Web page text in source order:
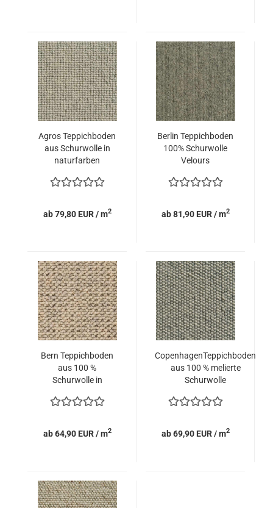
Agros Teppichboden
aus Schurwolle in
naturfarben
ab 79,80 EUR / m2
Berlin Teppichboden
100% Schurwolle
Velours
ab 81,90 EUR / m2
Bern Teppichboden
aus 100 %
Schurwolle in
ab 64,90 EUR / m2
CopenhagenTeppichboden
aus 100 % melierte
Schurwolle
ab 69,90 EUR / m2